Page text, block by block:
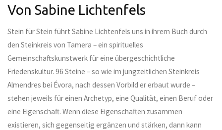
Von Sabine Lichtenfels
Stein für Stein führt Sabine Lichtenfels uns in ihrem Buch durch
den Steinkreis von Tamera – ein spirituelles
Gemeinschaftskunstwerk für eine übergeschichtliche
Friedenskultur. 96 Steine – so wie im jungzeitlichen Steinkreis
Almendres bei Évora, nach dessen Vorbild er erbaut wurde –
stehen jeweils für einen Archetyp, eine Qualität, einen Beruf oder
eine Eigenschaft. Wenn diese Eigenschaften zusammen
existieren, sich gegenseitig ergänzen und stärken, dann kann